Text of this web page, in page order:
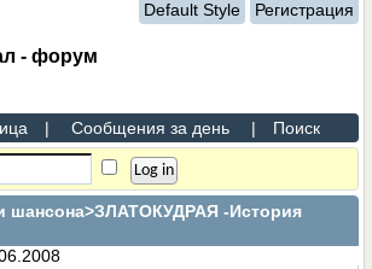
Default Style Регистрация
- форум
| Сообщения за день | Поиск
шансона>ЗЛАТОКУДРАЯ -История